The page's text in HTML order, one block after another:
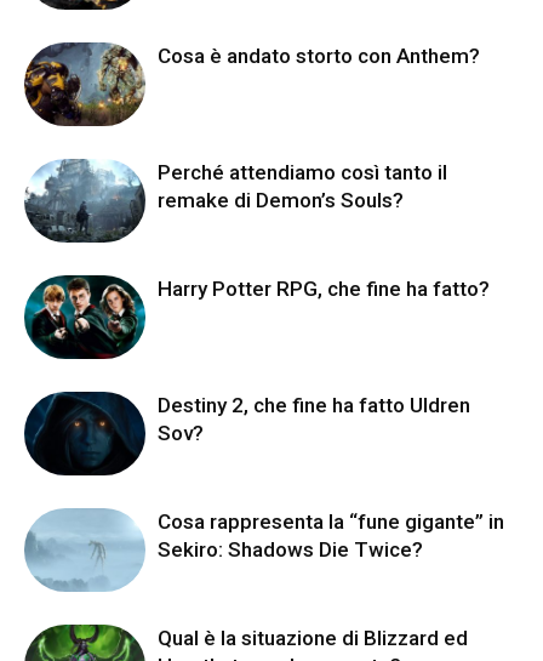
Cosa è andato storto con Anthem?
Perché attendiamo così tanto il
remake di Demon’s Souls?
Harry Potter RPG, che fine ha fatto?
Destiny 2, che fine ha fatto Uldren
Sov?
Cosa rappresenta la “fune gigante” in
Sekiro: Shadows Die Twice?
Qual è la situazione di Blizzard ed